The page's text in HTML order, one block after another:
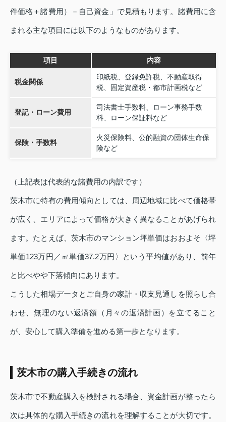
件価格＋諸費用）－自己資金」で見積もります。諸費用に含
まれる主な項目には以下のようなものがあります。
項目 内容
税金関係
印紙税、登録免許税、不動産取得
税、固定資産税・都市計画税など
登記・ローン費用
司法書士手数料、ローン事務手数
料、ローン保証料など
保険・手数料
火災保険料、公的融資の団体生命保
険など
（上記表は代表的な諸費用の内訳です）
茨木市に特有の費用傾向としては、周辺地域に比べて価格帯
が広く、エリアによって価格が大きく異なることがあげられ
ます。たとえば、茨木市のマンション坪単価はおおよそ〈坪
単価123万円／㎡単価37.2万円〉という平均値があり、前年
と比べやや下落傾向にあります。
こうした相場データとご自身の家計・収支見通しを照らし合
わせ、無理のない返済額（月々の返済計画）を立てること
が、安心して購入準備を進める第一歩となります。
茨木市の購入手続きの流れ
茨木市で不動産購入を検討される場合、資金計画が整ったら
次は具体的な購入手続きの流れを理解することが大切です。